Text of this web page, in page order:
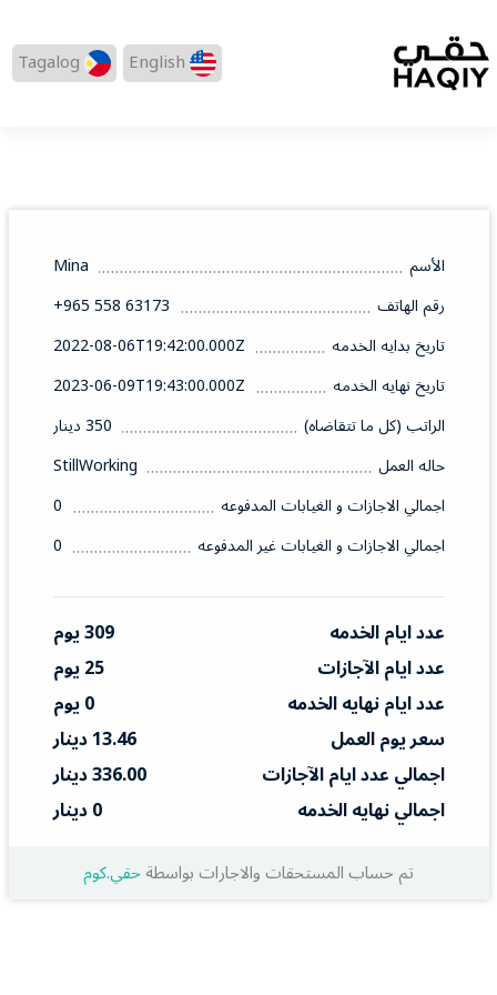
English
Tagalog
الأسم
Mina
رقم الهاتف
‪+965 558 63173‬
تاريخ بدايه الخدمه
2022-08-06T19:42:00.000Z
تاريخ نهايه الخدمه
2023-06-09T19:43:00.000Z
الراتب (كل ما تتقاضاه)
350 دينار
حاله العمل
StillWorking
اجمالي الاجازات و الغيابات المدفوعه
0
اجمالي الاجازات و الغيابات غير المدفوعه
0
عدد ايام الخدمه
309 يوم
عدد ايام الآجازات
25 يوم
عدد ايام نهايه الخدمه
0 يوم
سعر يوم العمل
13.46 دينار
اجمالي عدد ايام الآجازات
336.00 دينار
اجمالي نهايه الخدمه
0 دينار
تم حساب المستحقات والاجارات بواسطةحقي.كوم